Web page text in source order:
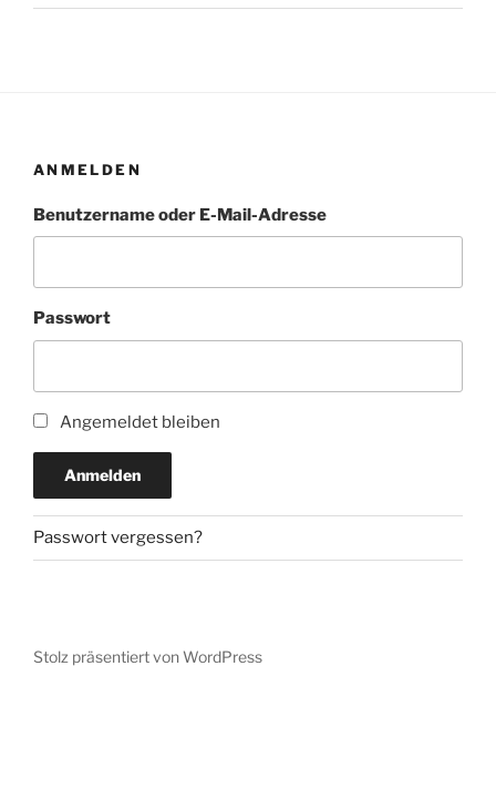
ANMELDEN
Benutzername oder E-Mail-Adresse
Passwort
Angemeldet bleiben
Anmelden
Passwort vergessen?
Stolz präsentiert von WordPress